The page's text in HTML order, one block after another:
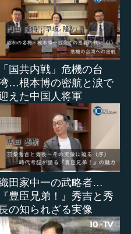
「国共内戦」危機の台
…根本博の密航と涙で
えた中国人将軍
田家中一の武略者…
『豊臣兄弟！』秀吉と秀
の知られざる実像